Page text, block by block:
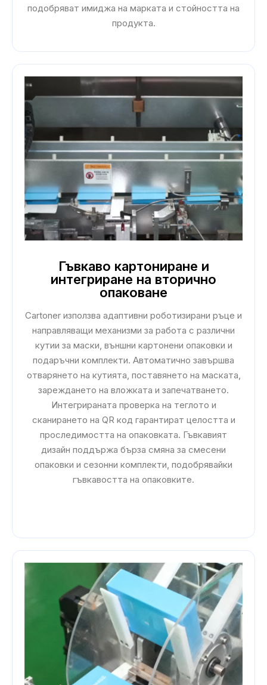
подобряват имиджа на марката и стойността на
продукта.
Гъвкаво картониране и
интегриране на вторично
опаковане
Cartoner използва адаптивни роботизирани ръце и
направляващи механизми за работа с различни
кутии за маски, външни картонени опаковки и
подаръчни комплекти. Автоматично завършва
отварянето на кутията, поставянето на маската,
зареждането на вложката и запечатването.
Интегрираната проверка на теглото и
сканирането на QR код гарантират целостта и
проследимостта на опаковката. Гъвкавият
дизайн поддържа бърза смяна за смесени
опаковки и сезонни комплекти, подобрявайки
гъвкавостта на опаковките.